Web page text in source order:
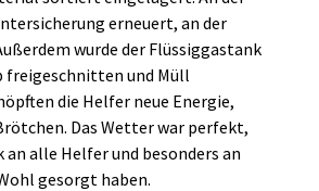
erneuert, an der
wurde der Flüssiggastank
freigeschnitten und Müll
die Helfer neue Energie,
Das Wetter war perfekt,
alle Helfer und besonders an
gesorgt haben.